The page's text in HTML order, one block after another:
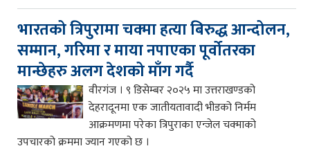
भारतको त्रिपुरामा चक्मा हत्या बिरुद्ध आन्दोलन,
सम्मान, गरिमा र माया नपाएका पूर्वोतरका
मान्छेहरु अलग देशको माँग गर्दै
वीरगंज । ९ डिसेम्बर २०२५ मा उत्तराखण्डको
देहरादूनमा एक जातीयतावादी भीडको निर्मम
आक्रमणमा परेका त्रिपुराका एन्जेल चक्माको
उपचारको क्रममा ज्यान गएको छ ।